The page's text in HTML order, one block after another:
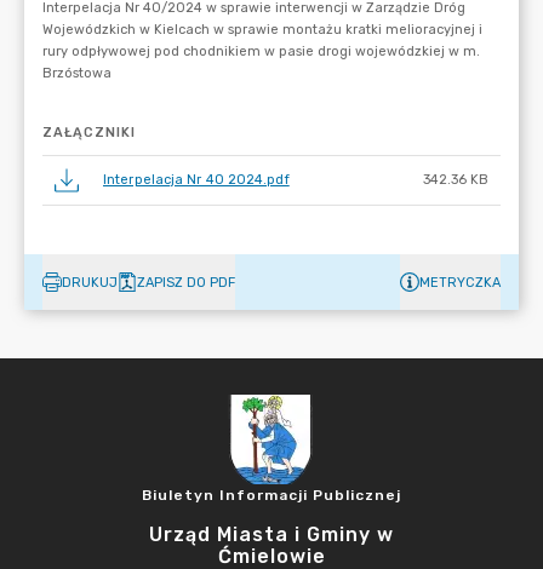
ZAŁĄCZNIKI
Interpelacja Nr 40 2024.pdf 342.36 KB
DRUKUJ ZAPISZ DO PDF METRYCZKA
Biuletyn Informacji Publicznej
Urząd Miasta i Gminy w
Ćmielowie